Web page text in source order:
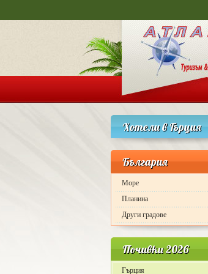
Хотели в Гърция
България
Море
Планина
Други градове
Почивки 2026
Гърция